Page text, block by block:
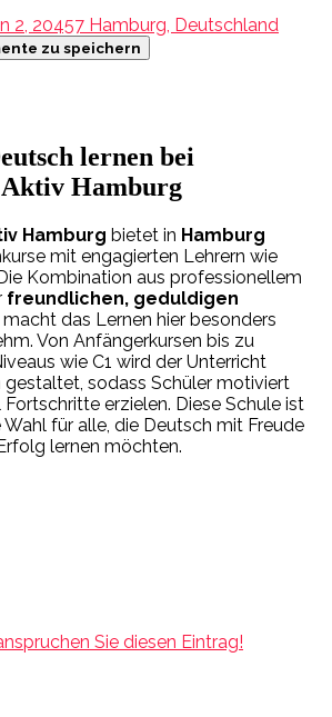
2, 20457 Hamburg, Deutschland
zu speichern
lernen bei
Aktiv Hamburg
Hamburg bietet in Hamburg
mit engagierten Lehrern wie
Kombination aus professionellem
freundlichen, geduldigen
macht das Lernen hier besonders
Von Anfängerkursen bis zu
wie C1 wird der Unterricht
sodass Schüler motiviert
erzielen. Diese Schule ist
für alle, die Deutsch mit Freude
lernen möchten.
Sie diesen Eintrag!